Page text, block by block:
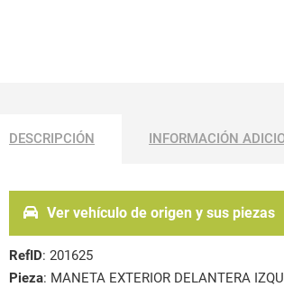
DESCRIPCIÓN INFORMACIÓN
Ver vehículo de origen y sus piezas
RefID: 201625
Pieza: MANETA EXTERIOR DELANTERA